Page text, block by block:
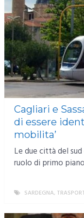
Cagliari e
di essere
mobilita’
Le due città del
ruolo di primo
SARDEGNA,